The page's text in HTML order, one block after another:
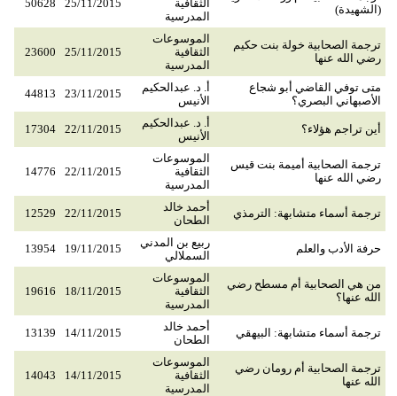
(الشهيدة)
الثقافية
المدرسية
25/11/2015
50628
ترجمة الصحابية خولة بنت حكيم
رضي الله عنها
الموسوعات
الثقافية
المدرسية
25/11/2015
23600
متى توفي القاضي أبو شجاع
الأصبهاني البصري؟
أ. د. عبدالحكيم
الأنيس
23/11/2015
44813
أين تراجم هؤلاء؟
أ. د. عبدالحكيم
الأنيس
22/11/2015
17304
ترجمة الصحابية أميمة بنت قيس
رضي الله عنها
الموسوعات
الثقافية
المدرسية
22/11/2015
14776
ترجمة أسماء متشابهة: الترمذي
أحمد خالد
الطحان
22/11/2015
12529
حرفة الأدب والعلم
ربيع بن المدني
السملالي
19/11/2015
13954
من هي الصحابية أم مسطح رضي
الله عنها؟
الموسوعات
الثقافية
المدرسية
18/11/2015
19616
ترجمة أسماء متشابهة: البيهقي
أحمد خالد
الطحان
14/11/2015
13139
ترجمة الصحابية أم رومان رضي
الله عنها
الموسوعات
الثقافية
المدرسية
14/11/2015
14043